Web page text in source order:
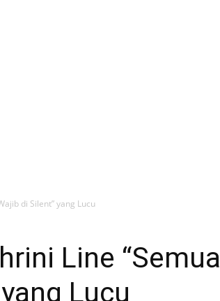
di Silent” yang Lucu
Line “Semua
Lucu